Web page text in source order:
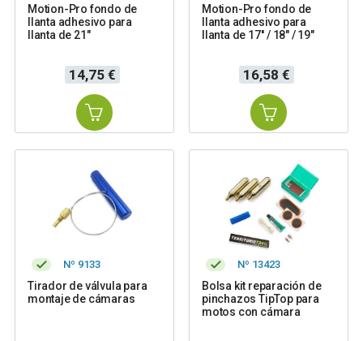
Motion-Pro fondo de
llanta adhesivo para
llanta de 21"
Precio
14,75 €
Motion-Pro fondo de
llanta adhesivo para
llanta de 17'' / 18" / 19"
Precio
16,58 €
Nº 9133
Tirador de válvula para
montaje de cámaras
Nº 13423
Bolsa kit reparación de
pinchazos TipTop para
motos con cámara